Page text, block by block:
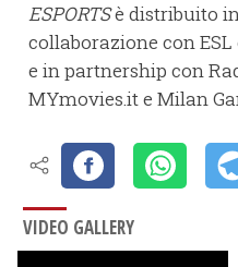
ESPORTSè distribuito
collaborazione con
e in partnership con
MYmovies.it e Milan
VIDEO GALLERY